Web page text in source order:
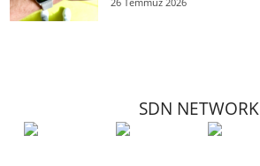
SDN NETWORK